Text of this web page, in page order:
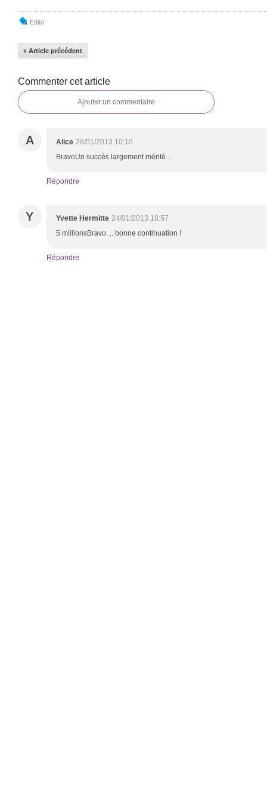
Edito
« Article précédent
Commenter cet article
Ajouter un commentaire
A Alice 28/01/2013 10:10
BravoUn succès largement mérité ...
Répondre
Y Yvette Hermitte 24/01/2013 18:57
5 millionsBravo ... bonne continuation !
Répondre